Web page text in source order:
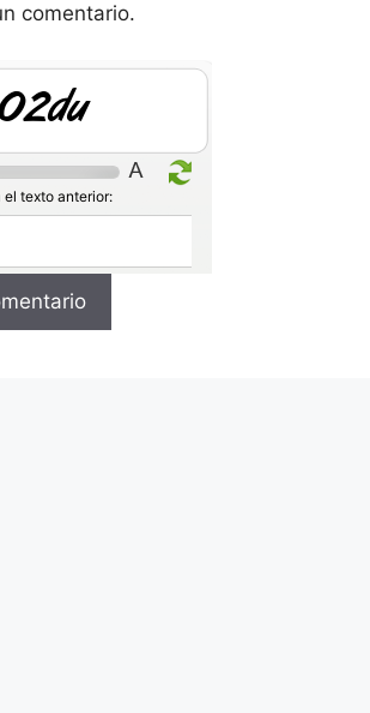
comentario.
el texto anterior: